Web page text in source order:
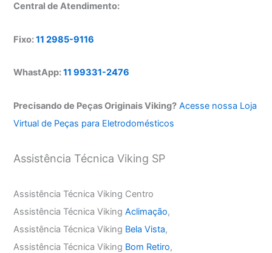
Central de Atendimento:
Fixo:11 2985-9116
WhastApp:11 99331-2476
Precisando de Peças Originais Viking? Acesse nossa Loja
Virtual de Peças para Eletrodomésticos
Assistência Técnica Viking SP
Assistência Técnica Viking Centro
Assistência Técnica VikingAclimação,
Assistência Técnica Viking Bela Vista,
Assistência Técnica Viking Bom Retiro,